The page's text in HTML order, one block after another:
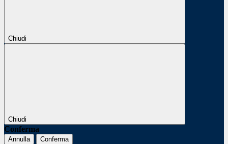
Chiudi
Chiudi
Conferma
Annulla Conferma